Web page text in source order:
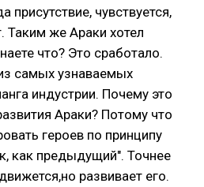
присутствие, чувствуется,
Таким же Араки хотел
что? Это сработало.
самых узнаваемых
индустрии. Почему это
Араки? Потому что
героев по принципу
как предыдущий". Точнее
развивает его.